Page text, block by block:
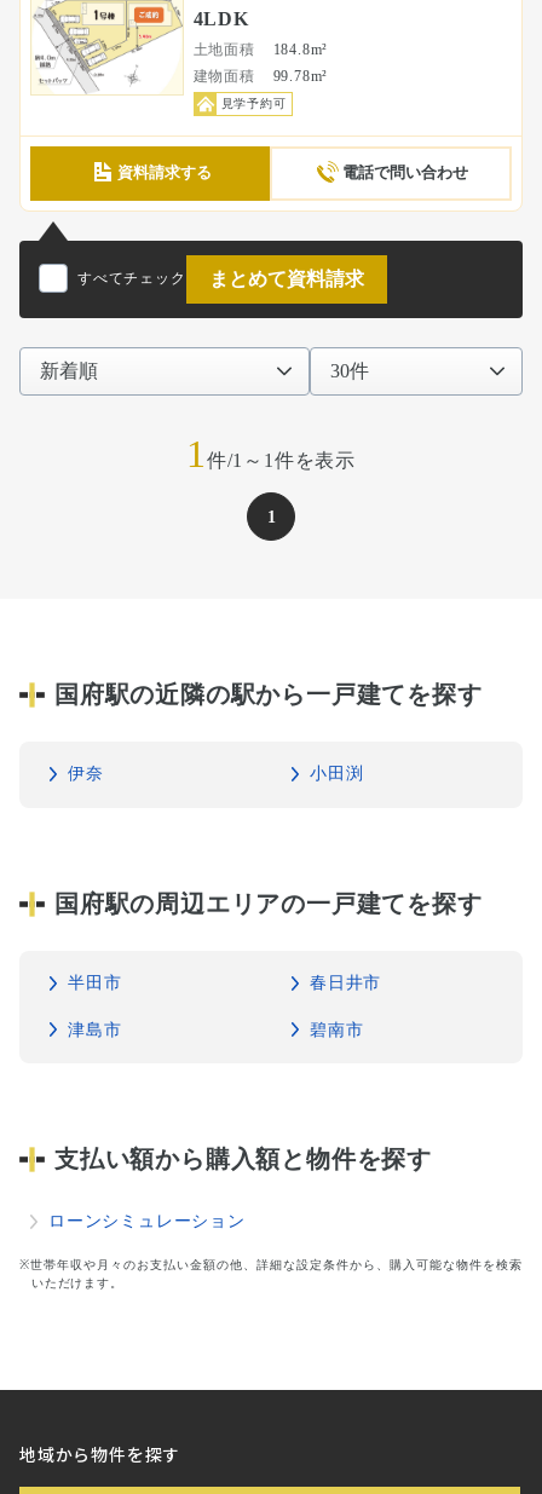
4LDK
土地面積
184.8m²
建物面積
99.78m²
見学予約可
資料請求する 電話で問い合わせ
すべてチェック まとめて資料請求
1 件/1～1件を表示
1
国府駅の近隣の駅から一戸建てを探す
伊奈 小田渕
国府駅の周辺エリアの一戸建てを探す
半田市 春日井市
津島市 碧南市
支払い額から購入額と物件を探す
ローンシミュレーション
※世帯年収や月々のお支払い金額の他、詳細な設定条件から、購入可能な物件を検索
いただけます。
地域から物件を探す